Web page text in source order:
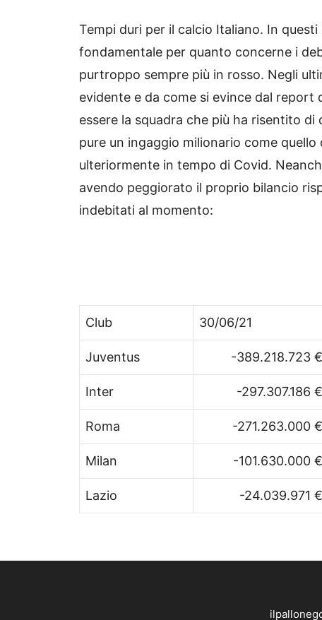
Tempi duri per il calcio Italiano. In
fondamentale per quanto concerne i
purtroppo sempre più in rosso. Negli
evidente e da come si evince dal report
essere la squadra che più ha risentito
pure un ingaggio milionario come quello
ulteriormente in tempo di Covid.
avendo peggiorato il proprio bilancio
indebitati al momento:
Club 30/06/21
Juventus -389.218.723 €
Inter -297.307.186 €
Roma -271.263.000 €
Milan -101.630.000 €
Lazio -24.039.971 €